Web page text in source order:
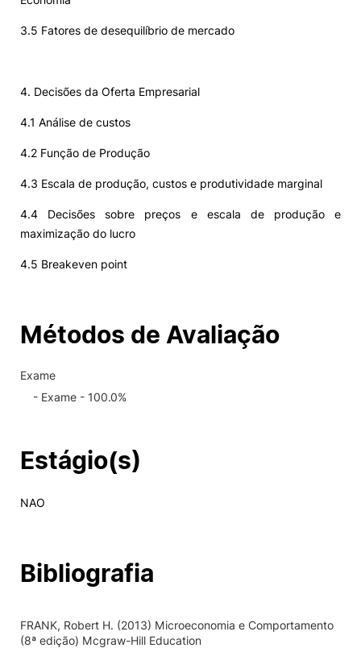
3.5 Fatores de desequilíbrio de mercado
4. Decisões da Oferta Empresarial
4.1 Análise de custos
4.2 Função de Produção
4.3 Escala de produção, custos e produtividade marginal
4.4 Decisões sobre preços e escala de produção e
maximização do lucro
4.5 Breakeven point
Métodos de Avaliação
Exame
- Exame - 100.0%
Estágio(s)
NAO
Bibliografia
FRANK, Robert H. (2013) Microeconomia e Comportamento
(8ª edição) Mcgraw-Hill Education